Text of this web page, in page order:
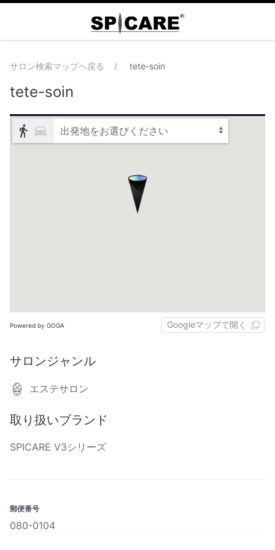
サロン検索マップへ戻る tete-soin
tete-soin
出発地をお選びください
Powered by GOGA Googleマップで開く
サロンジャンル
エステサロン
取り扱いブランド
SPICARE V3シリーズ
郵便番号
080-0104